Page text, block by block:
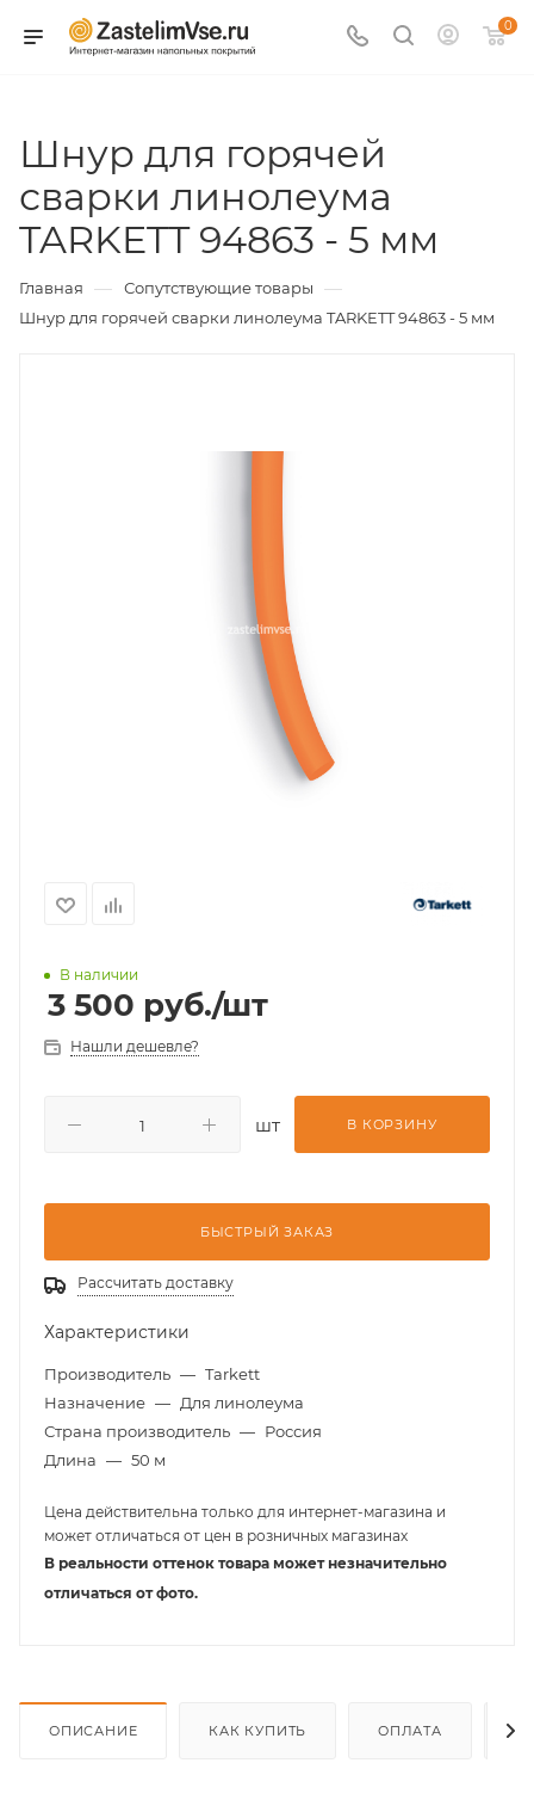
0
Шнур для горячей
сварки линолеума
TARKETT 94863 - 5 мм
Главная — Сопутствующие товары —
Шнур для горячей сварки линолеума TARKETT 94863 - 5 мм
В наличии
3 500 руб./шт
Нашли дешевле?
шт В КОРЗИНУ
БЫСТРЫЙ ЗАКАЗ
Рассчитать доставку
Характеристики
Производитель — Tarkett
Назначение — Для линолеума
Страна производитель — Россия
Длина — 50 м
Цена действительна только для интернет-магазина и
может отличаться от цен в розничных магазинах
В реальности оттенок товара может незначительно
отличаться от фото.
ОПИСАНИЕ КАК КУПИТЬ ОПЛАТА